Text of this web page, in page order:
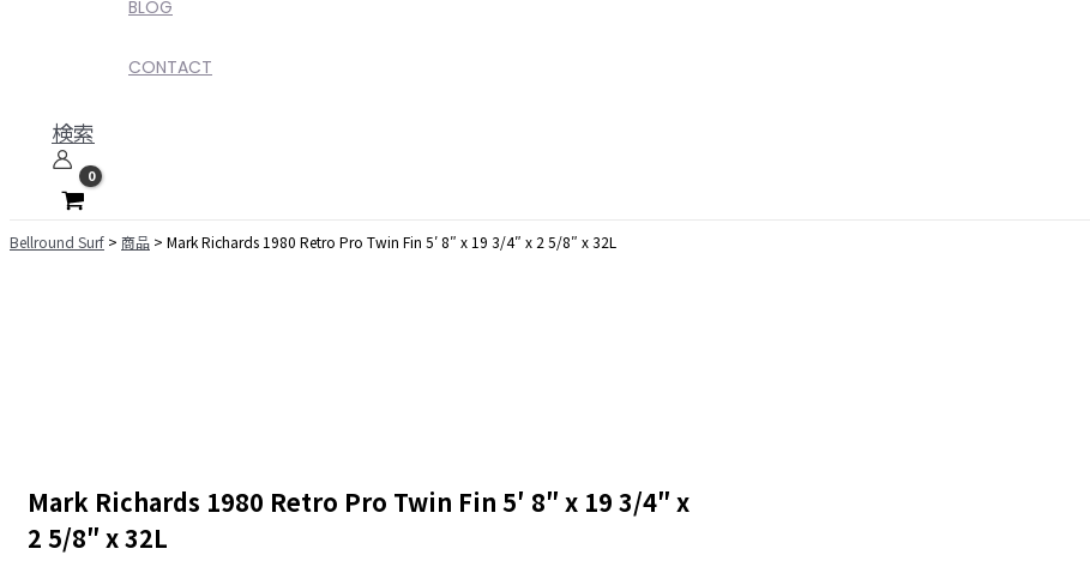
BLOG
CONTACT
検索
Bellround Surf > 商品 > Mark Richards 1980 Retro Pro Twin Fin 5′ 8″ x 19 3/4″ x 2 5/8″ x 32L
Mark Richards 1980 Retro Pro Twin Fin 5′ 8″ x 19 3/4″ x
2 5/8″ x 32L